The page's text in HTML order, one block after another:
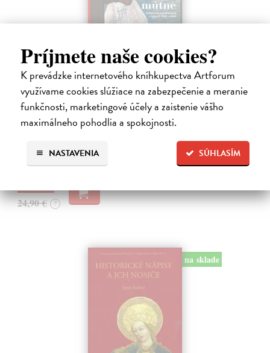
Príjmete naše cookies?
K prevádzke internetového kníhkupectva Artforum
využívame cookies slúžiace na zabezpečenie a meranie
funkčnosti, marketingové účely a zaistenie vášho
maximálneho pohodlia a spokojnosti.
SÚHLASÍM
NASTAVENIA
Studne mútne
Getting Peter| Kniha
Sú ikonickými postavami našej kultúry. Postavili im sochy a
pomenovali po nich ulice, majú svoje nespochybniteľné miesto v
Na sklade
24,90 € ?
na sklade